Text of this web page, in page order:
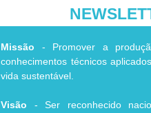
Missão - Promover a
conhecimentos técnicos
vida sustentável.
Visão - Ser reconhecido